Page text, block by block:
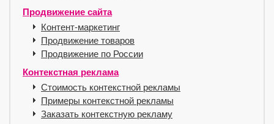
Продвижение сайта
Контент-маркетинг
Продвижение товаров
Продвижение по России
Контекстная реклама
Стоимость контекстной рекламы
Примеры контекстной рекламы
Заказать контекстную рекламу